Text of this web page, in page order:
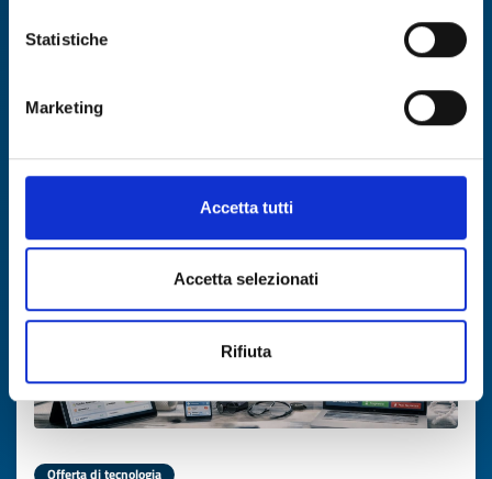
Statistiche
Marketing
Accetta tutti
Accetta selezionati
Rifiuta
ID EEN: TOES20260427010
SCOPRI DI PIÙ →
Offerta di tecnologia